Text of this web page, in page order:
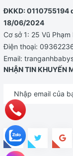
ĐKKD: 0110755194
18/06/2024
Cơ sở 1: 25 Vũ
Điện thoại:
Email:
NHẬN TIN KHUYẾN